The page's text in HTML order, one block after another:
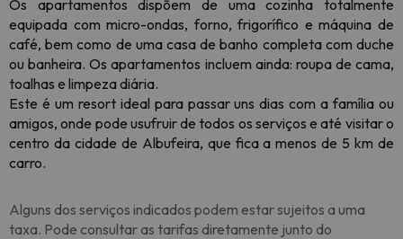
Os apartamentos dispõem de uma cozinha totalmente
equipada com micro-ondas, forno, frigorífico e máquina de
café, bem como de uma casa de banho completa com duche
ou banheira. Os apartamentos incluem ainda: roupa de cama,
toalhas e limpeza diária.
Este é um resort ideal para passar uns dias com a família ou
amigos, onde pode usufruir de todos os serviços e até visitar o
centro da cidade de Albufeira, que fica a menos de 5 km de
carro.
Alguns dos serviços indicados podem estar sujeitos a uma
taxa. Pode consultar as tarifas diretamente junto do